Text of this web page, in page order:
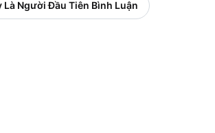
Là Người Đầu Tiên Bình Luận